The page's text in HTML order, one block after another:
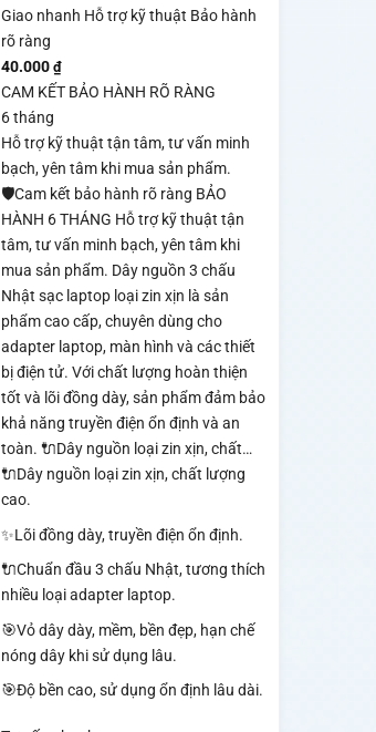
Giao nhanh Hỗ trợ kỹ thuật Bảo hành
rõ ràng
40.000 ₫
CAM KẾT BẢO HÀNH RÕ RÀNG
6 tháng
Hỗ trợ kỹ thuật tận tâm, tư vấn minh
bạch, yên tâm khi mua sản phẩm.
🛡️Cam kết bảo hành rõ ràng BẢO
HÀNH 6 THÁNG Hỗ trợ kỹ thuật tận
tâm, tư vấn minh bạch, yên tâm khi
mua sản phẩm. Dây nguồn 3 chấu
Nhật sạc laptop loại zin xịn là sản
phẩm cao cấp, chuyên dùng cho
adapter laptop, màn hình và các thiết
bị điện tử. Với chất lượng hoàn thiện
tốt và lõi đồng dày, sản phẩm đảm bảo
khả năng truyền điện ổn định và an
toàn. 🔌Dây nguồn loại zin xịn, chất…
🔌Dây nguồn loại zin xịn, chất lượng
cao.
✨Lõi đồng dày, truyền điện ổn định.
🔌Chuẩn đầu 3 chấu Nhật, tương thích
nhiều loại adapter laptop.
🎯Vỏ dây dày, mềm, bền đẹp, hạn chế
nóng dây khi sử dụng lâu.
🎯Độ bền cao, sử dụng ổn định lâu dài.